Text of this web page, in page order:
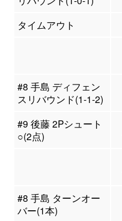
タイムアウト
#8 手島 ディフェン
スリバウンド(1-1-2)
#9 後藤 2Pシュート
○(2点)
#8 手島 ターンオー
バー(1本)